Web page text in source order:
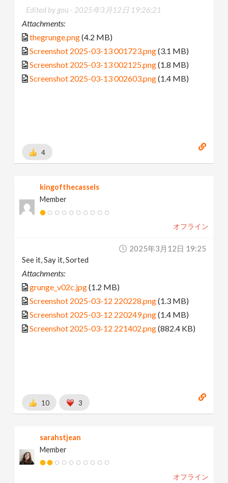
Edited by gou - 2025年3月12日 19:26:21
Attachments:
thegrunge.png(4.2 MB)
Screenshot 2025-03-13 001723.png(3.1 MB)
Screenshot 2025-03-13 002125.png(1.8 MB)
Screenshot 2025-03-13 002603.png(1.4 MB)
4
kingofthecassels
Member
オフライン
2025年3月12日 19:25
See it, Say it, Sorted
Attachments:
grunge_v02c.jpg(1.2 MB)
Screenshot 2025-03-12 220228.png(1.3 MB)
Screenshot 2025-03-12 220249.png(1.4 MB)
Screenshot 2025-03-12 221402.png(882.4 KB)
10 3
sarahstjean
Member
オフライン